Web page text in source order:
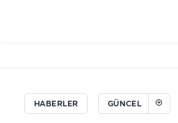
HABERLER GÜNCEL